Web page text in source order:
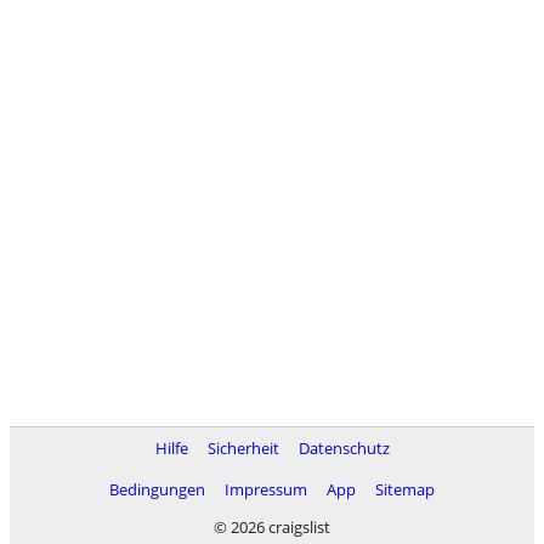
Hilfe Sicherheit
Datenschutz
Bedingungen
Impressum App
Sitemap
© 2026 craigslist